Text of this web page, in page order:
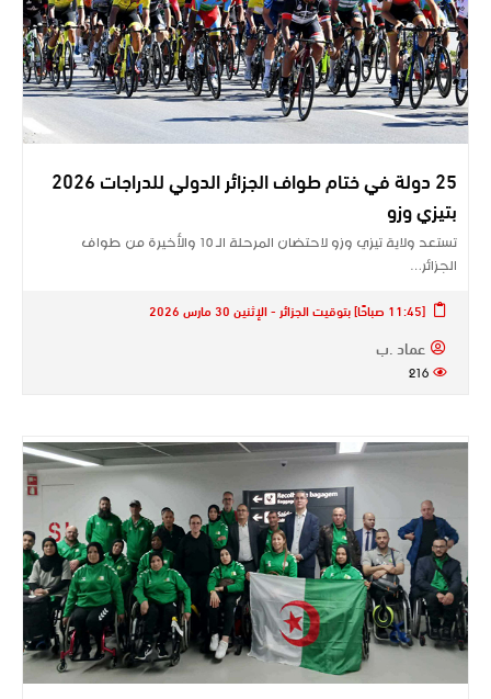
25 دولة في ختام طواف الجزائر الدولي للدراجات 2026
بتيزي وزو
تستعد ولاية تيزي وزو لاحتضان المرحلة الـ 10 والأخيرة من طواف
الجزائر…
[11:45 صباحًا] بتوقيت الجزائر - الإثنين 30 مارس 2026
عماد .ب
216